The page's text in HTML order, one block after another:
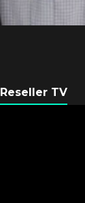
Reseller TV